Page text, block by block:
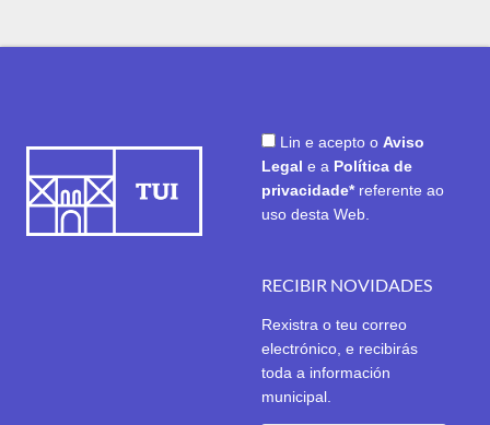
Lin e acepto o Aviso
Legal e a Política de
privacidade* referente ao
uso desta Web.
RECIBIR NOVIDADES
Rexistra o teu correo
electrónico, e recibirás
toda a información
municipal.